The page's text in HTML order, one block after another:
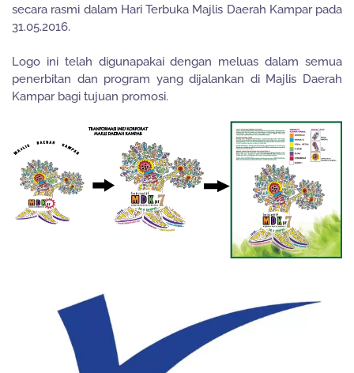
secara rasmi dalam Hari Terbuka Majlis Daerah Kampar pada
31.05.2016.
Logo ini telah digunapakai dengan meluas dalam semua
penerbitan dan program yang dijalankan di Majlis Daerah
Kampar bagi tujuan promosi.